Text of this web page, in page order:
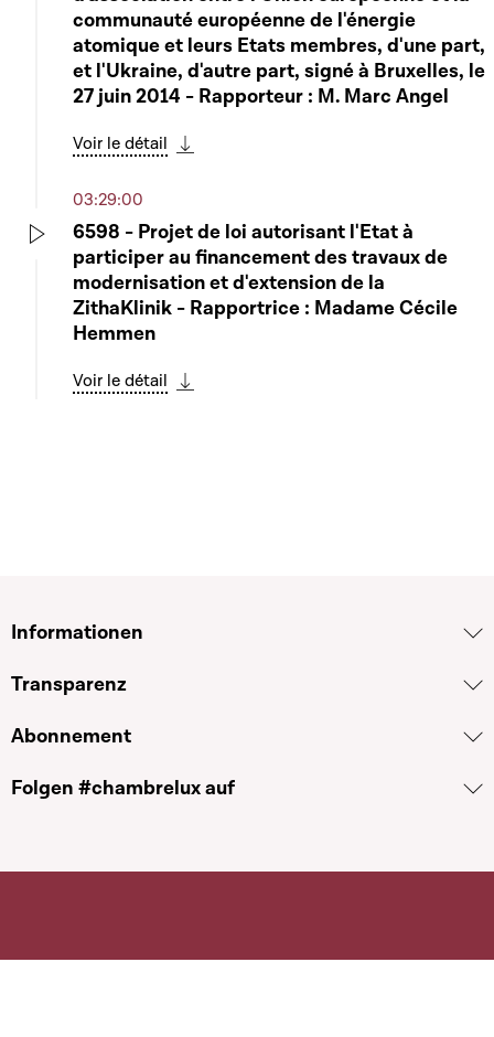
communauté européenne de l'énergie
atomique et leurs Etats membres, d'une part,
et l'Ukraine, d'autre part, signé à Bruxelles, le
27 juin 2014 - Rapporteur : M. Marc Angel
Voir le détail
03:29:00
6598 - Projet de loi autorisant l'Etat à
participer au financement des travaux de
modernisation et d'extension de la
ZithaKlinik - Rapportrice : Madame Cécile
Hemmen
Voir le détail
Informationen
Transparenz
Abonnement
Folgen #chambrelux auf